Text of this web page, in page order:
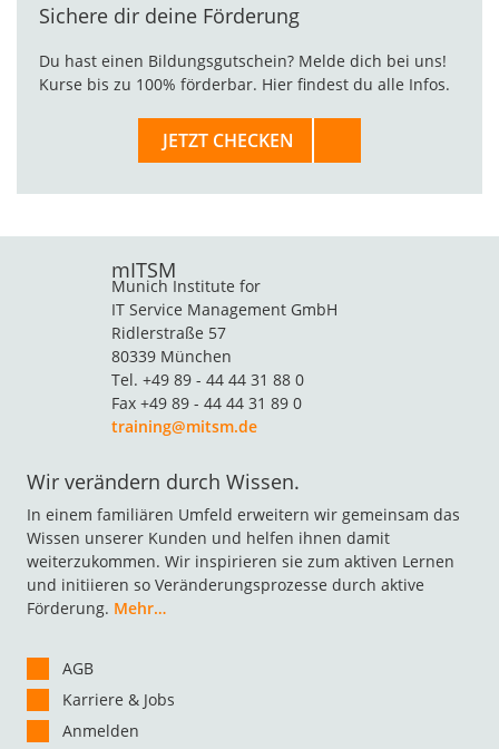
Sichere dir deine Förderung
Du hast einen Bildungsgutschein? Melde dich bei uns!
Kurse bis zu 100% förderbar. Hier findest du alle Infos.
JETZT CHECKEN
mITSM
Munich Institute for
IT Service Management GmbH
Ridlerstraße 57
80339 München
Tel. +49 89 - 44 44 31 88 0
Fax +49 89 - 44 44 31 89 0
training@mitsm.de
Wir verändern durch Wissen.
In einem familiären Umfeld erweitern wir gemeinsam das
Wissen unserer Kunden und helfen ihnen damit
weiterzukommen. Wir inspirieren sie zum aktiven Lernen
und initiieren so Veränderungsprozesse durch aktive
Förderung. Mehr…
AGB
Karriere & Jobs
Anmelden